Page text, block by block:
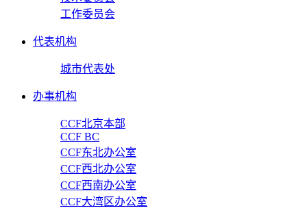
工作委员会
代表机构
城市代表处
办事机构
CCF北京本部
CCF BC
CCF东北办公室
CCF西北办公室
CCF西南办公室
CCF大湾区办公室